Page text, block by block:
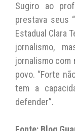
Sugiro ao
prestava seus
Estadual Clara
jornalismo,
jornalismo com
povo. “Forte
tem a
defender”.